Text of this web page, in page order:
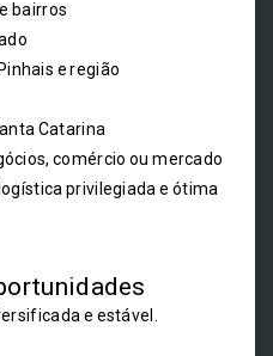
bairros
e região
Catarina
comércio ou mercado
privilegiada e ótima
e estável.